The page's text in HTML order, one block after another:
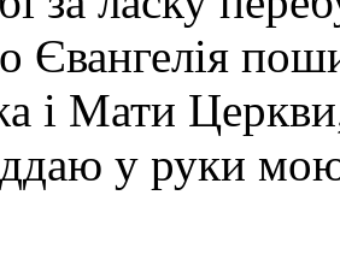
Євангелія
і Мати
у руки